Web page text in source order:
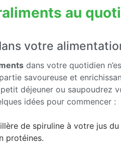
au
votre
dans votre quotidien
savoureuse et
petit déjeuner ou saupoudrez
idées pour commencer :
de spiruline à votre jus
protéines.